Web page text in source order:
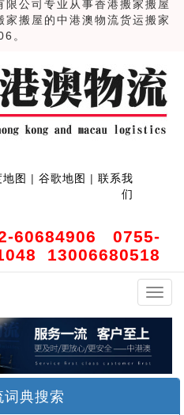
公司专业从事香港搬家搬屋
搬屋的中港澳物流货运搬家
。
图 | 谷歌地图 | 联系我
们
60684906 0755-
13006680518
中
港
典搜索